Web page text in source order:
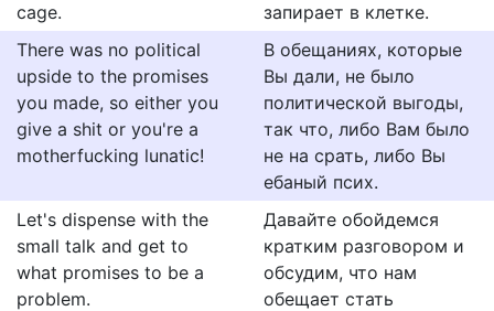
cage.
запирает в клетке.
There was no political
upside to the promises
you made, so either you
give a shit or you're a
motherfucking lunatic!
В обещаниях, которые
Вы дали, не было
политической выгоды,
так что, либо Вам было
не на срать, либо Вы
ебаный псих.
Let's dispense with the
small talk and get to
what promises to be a
problem.
Давайте обойдемся
кратким разговором и
обсудим, что нам
обещает стать